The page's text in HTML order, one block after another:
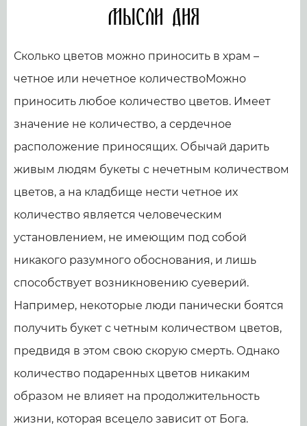
Мысли дня
Сколько цветов можно приносить в храм –
четное или нечетное количествоМожно
приносить любое количество цветов. Имеет
значение не количество, а сердечное
расположение приносящих. Обычай дарить
живым людям букеты с нечетным количеством
цветов, а на кладбище нести четное их
количество является человеческим
установлением, не имеющим под собой
никакого разумного обоснования, и лишь
способствует возникновению суеверий.
Например, некоторые люди панически боятся
получить букет с четным количеством цветов,
предвидя в этом свою скорую смерть. Однако
количество подаренных цветов никаким
образом не влияет на продолжительность
жизни, которая всецело зависит от Бога.